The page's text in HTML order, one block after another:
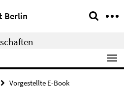
Berlin
Vorgestellte E-Book